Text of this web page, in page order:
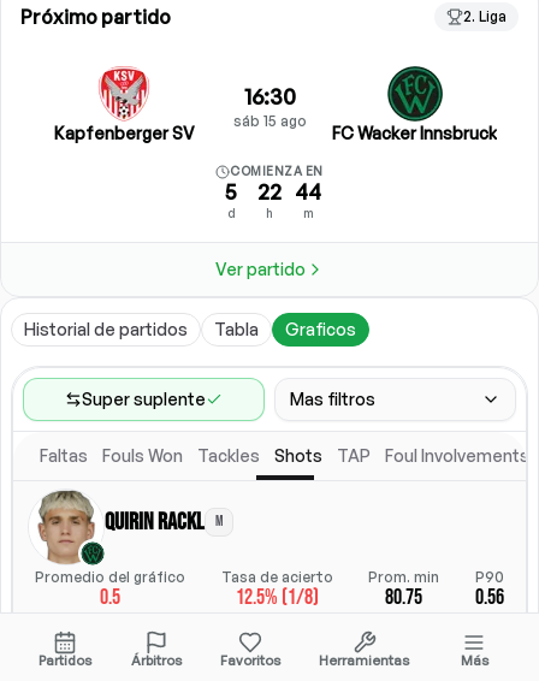
Próximo partido 2. Liga
Kapfenberger SV
16:30
sáb 15 ago
FC Wacker Innsbruck
COMIENZA EN
5
d
22
h
44
m
Ver partido
Historial de partidos Tabla Graficos
Super suplente Mas filtros
Rango de partidos
Ultimos 60 partidos
Posicion
Posicion
Todos
Alineacion titular
Alineacion titular
Faltas Fouls Won Tackles Shots TAP Foul Involvements
Quirin Rackl M
Promedio del gráfico
0.5
Tasa de acierto
12.5% (1/8)
Prom. min
80.75
P90
0.56
StatsHub.com
Partidos Árbitros Favoritos Herramientas Más